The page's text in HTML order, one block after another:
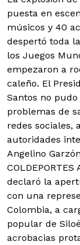
puesta en
músicos y 40
despertó toda
los Juegos
empezaron a
caleño. El
Santos no
problemas de
redes sociales,
autoridades
Angelino
declaró la
con una
Colombia, a
popular de
acrobacias